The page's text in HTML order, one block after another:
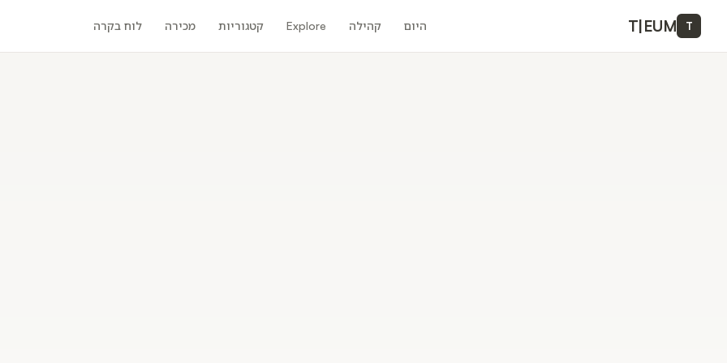
T
T|EUM היום קהילה Explore קטגוריות מכירה לוח בקרה